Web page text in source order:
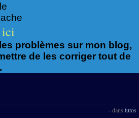
ici
problèmes sur mon blog,
de les corriger tout de
-dans tutos